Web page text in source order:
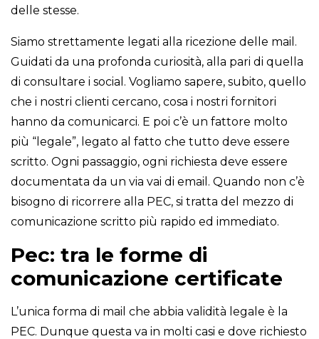
delle stesse.
Siamo strettamente legati alla ricezione delle mail.
Guidati da una profonda curiosità, alla pari di quella
di consultare i social. Vogliamo sapere, subito, quello
che i nostri clienti cercano, cosa i nostri fornitori
hanno da comunicarci. E poi c’è un fattore molto
più “legale”, legato al fatto che tutto deve essere
scritto. Ogni passaggio, ogni richiesta deve essere
documentata da un via vai di email. Quando non c’è
bisogno di ricorrere alla PEC, si tratta del mezzo di
comunicazione scritto più rapido ed immediato.
Pec: tra le forme di
comunicazione certificate
L’unica forma di mail che abbia validità legale è la
PEC. Dunque questa va in molti casi e dove richiesto